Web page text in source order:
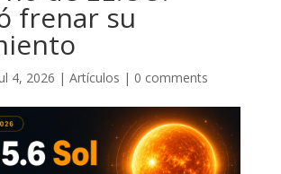
frenar su
4, 2026 | Artículos | 0 comments